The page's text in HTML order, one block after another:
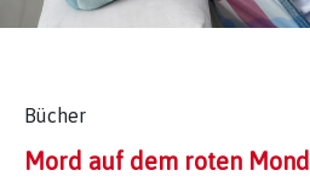
Bücher
Mord auf dem roten Mond